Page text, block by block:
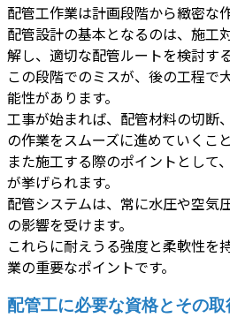
配管工作業は計画段階から緻密な
配管設計の基本となるのは、施工
解し、適切な配管ルートを検討す
この段階でのミスが、後の工程で
能性があります。
工事が始まれば、配管材料の切断
の作業をスムーズに進めていくこ
また施工する際のポイントとして
が挙げられます。
配管システムは、常に水圧や空気
の影響を受けます。
これらに耐えうる強度と柔軟性を
業の重要なポイントです。
配管工に必要な資格とその